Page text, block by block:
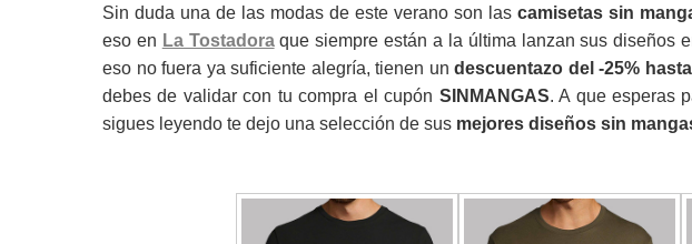
Sin duda una de las modas de este verano son las camisetas sin
eso en La Tostadoraque siempre están a la última lanzan sus diseños
eso no fuera ya suficiente alegría, tienen un descuentazo del -25%
debes de validar con tu compra el cupón SINMANGAS. A que esperas
sigues leyendo te dejo una selección de sus mejores diseños sin